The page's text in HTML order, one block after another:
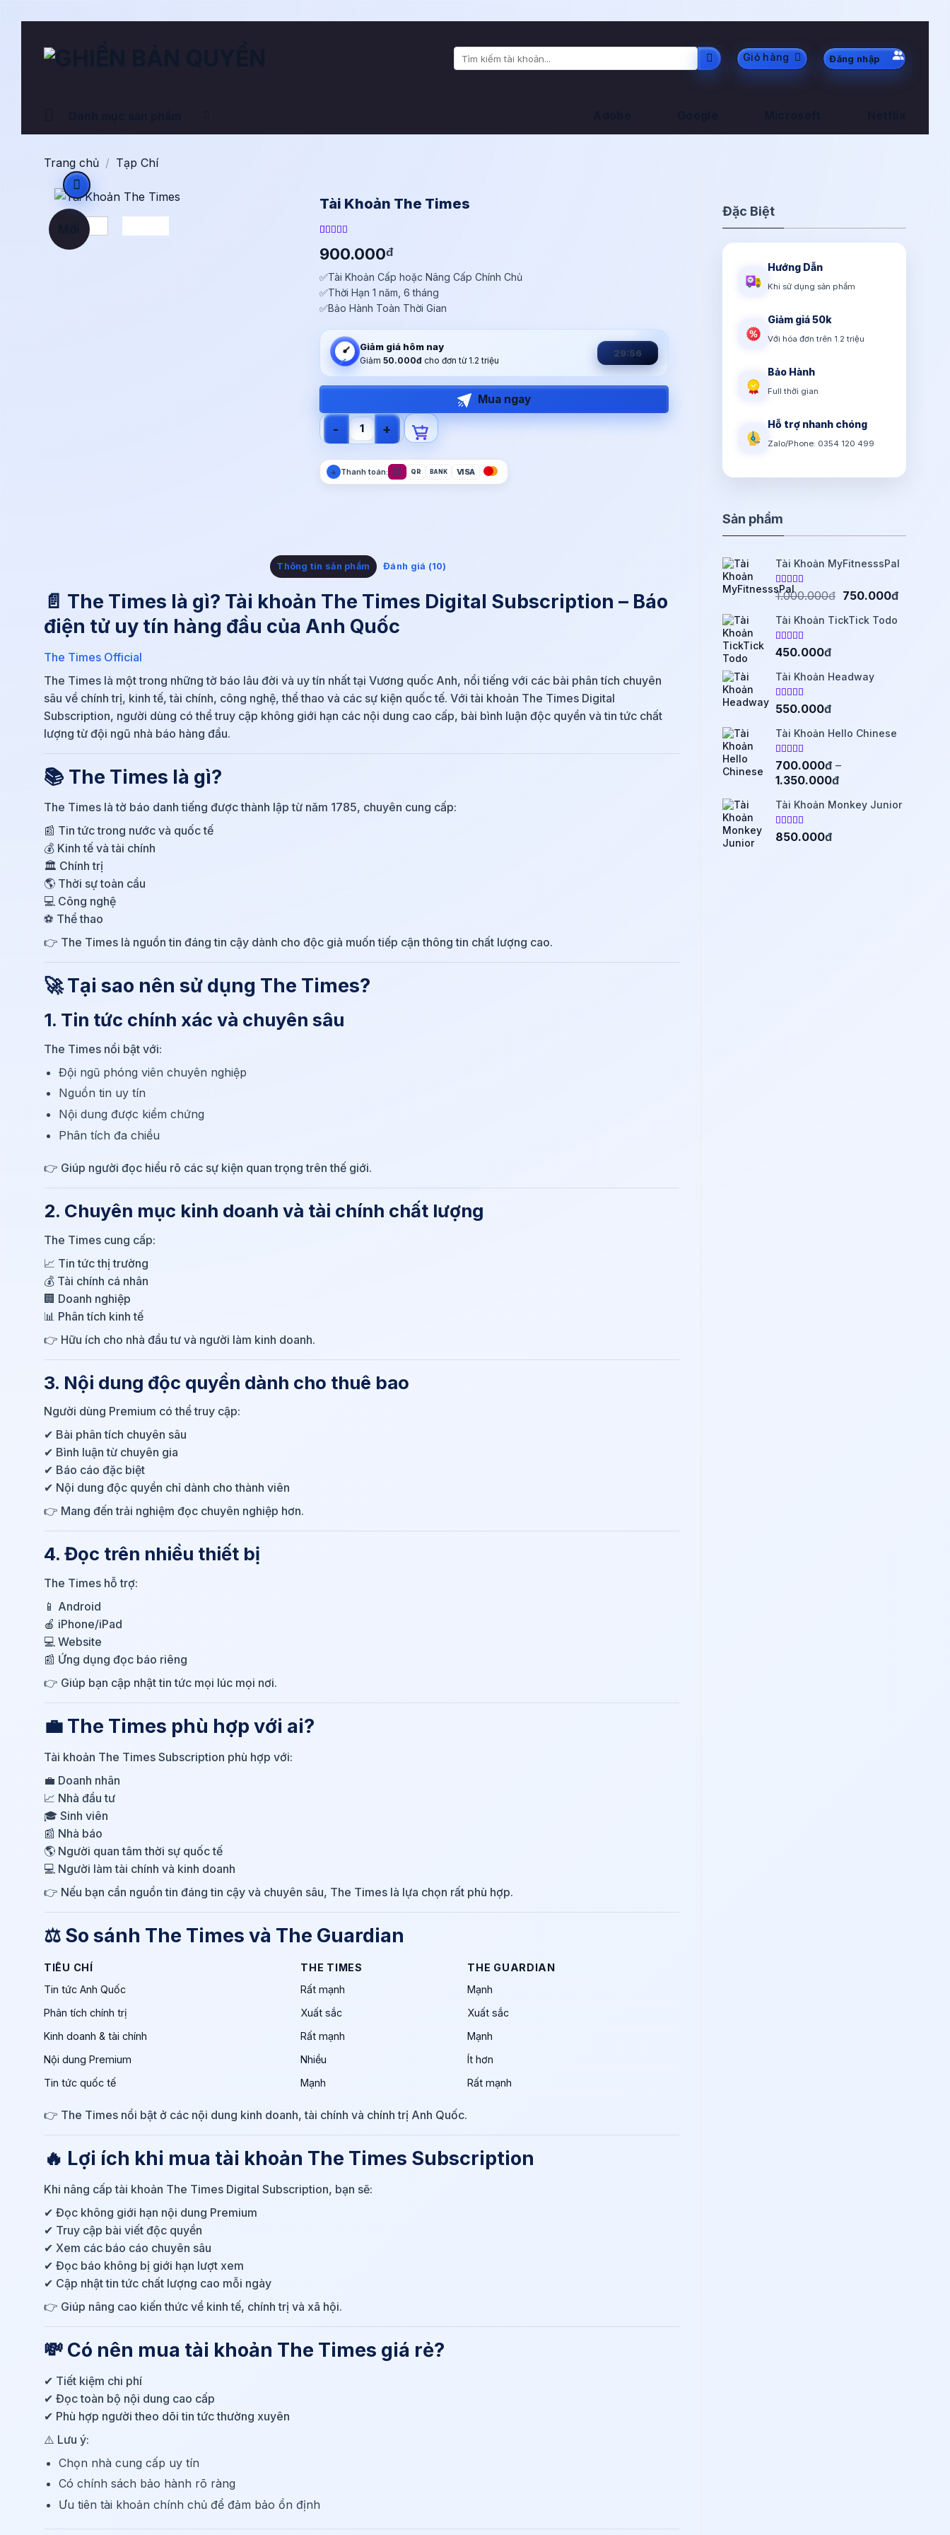
kiếm:
Giỏ hàng Đăng nhập
Trang chủ / Tạp Chí
Đặc Biệt
Hướng Dẫn
Khi sử dụng sản phẩm
Giảm giá 50k
Với hóa đơn trên 1.2 triệu
Bảo Hành
Full thời gian
Hỗ trợ nhanh chóng
Zalo/Phone: 0354 120 499
Sản phẩm
Tài Khoản MyFitnesssPal
Được xếp
hạng 4.75
1.000.000đ Giá
là:
750.000đGiá
Tài Khoản TickTick Todo
Được xếp
hạng4.93
450.000đ
Tài Khoản Headway
Được xếp
hạng4.75
550.000đ
Tài Khoản Hello Chinese
Được xếp
hạng4.76
5 sao
700.000đ –
1.350.000đKhoảng
từ
Tài Khoản Monkey Junior
Được xếp
hạng4.86
850.000đ
Tài Khoản The Times
5 dựa trên
đánh giá
900.000đ
✅Tài Khoản Cấp hoặc Nâng Cấp Chính Chủ
✅Thời Hạn 1 năm, 6 tháng
✅Bảo Hành Toàn Thời Gian
Giảm giá hôm nay
Giảm 50.000đcho đơn từ 1.2 triệu
29:54
Tài Khoản The Times số lượng
Mua ngay
+ Thanh toán: mo
mo QR BANK VISA
Thông tin sản phẩm Đánh giá (10)
📄 The Times là gì? Tài khoản The Times Digital Subscription – Báo
điện tử uy tín hàng đầu của Anh Quốc
The Times Official
The Times là một trong những tờ báo lâu đời và uy tín nhất tại Vương quốc Anh, nổi tiếng với các bài phân tích chuyên
sâu về chính trị, kinh tế, tài chính, công nghệ, thể thao và các sự kiện quốc tế. Với tài khoản The Times Digital
Subscription, người dùng có thể truy cập không giới hạn các nội dung cao cấp, bài bình luận độc quyền và tin tức chất
lượng từ đội ngũ nhà báo hàng đầu.
📚 The Times là gì?
The Times là tờ báo danh tiếng được thành lập từ năm 1785, chuyên cung cấp:
📰 Tin tức trong nước và quốc tế
💰 Kinh tế và tài chính
🏛 Chính trị
🌎 Thời sự toàn cầu
💻 Công nghệ
⚽ Thể thao
👉 The Times là nguồn tin đáng tin cậy dành cho độc giả muốn tiếp cận thông tin chất lượng cao.
🚀 Tại sao nên sử dụng The Times?
1. Tin tức chính xác và chuyên sâu
The Times nổi bật với:
Đội ngũ phóng viên chuyên nghiệp
Nguồn tin uy tín
Nội dung được kiểm chứng
Phân tích đa chiều
👉 Giúp người đọc hiểu rõ các sự kiện quan trọng trên thế giới.
2. Chuyên mục kinh doanh và tài chính chất lượng
The Times cung cấp:
📈 Tin tức thị trường
💰 Tài chính cá nhân
🏢 Doanh nghiệp
📊 Phân tích kinh tế
👉 Hữu ích cho nhà đầu tư và người làm kinh doanh.
3. Nội dung độc quyền dành cho thuê bao
Người dùng Premium có thể truy cập:
✔ Bài phân tích chuyên sâu
✔ Bình luận từ chuyên gia
✔ Báo cáo đặc biệt
✔ Nội dung độc quyền chỉ dành cho thành viên
👉 Mang đến trải nghiệm đọc chuyên nghiệp hơn.
4. Đọc trên nhiều thiết bị
The Times hỗ trợ:
📱 Android
🍎 iPhone/iPad
💻 Website
📰 Ứng dụng đọc báo riêng
👉 Giúp bạn cập nhật tin tức mọi lúc mọi nơi.
💼 The Times phù hợp với ai?
Tài khoản The Times Subscription phù hợp với:
💼 Doanh nhân
📈 Nhà đầu tư
🎓 Sinh viên
📰 Nhà báo
🌎 Người quan tâm thời sự quốc tế
💻 Người làm tài chính và kinh doanh
👉 Nếu bạn cần nguồn tin đáng tin cậy và chuyên sâu, The Times là lựa chọn rất phù hợp.
⚖️ So sánh The Times và The Guardian
TIÊU CHÍ THE TIMES
THE GUARDIAN
Tin tức Anh Quốc
Rất mạnh
Mạnh
Phân tích chính trị
Xuất sắc
Xuất sắc
Kinh doanh & tài chính
Rất mạnh
Mạnh
Nội dung Premium
Nhiều
Ít hơn
Tin tức quốc tế
Mạnh Rất mạnh
👉 The Times nổi bật ở các nội dung kinh doanh, tài chính và chính trị Anh Quốc.
🔥 Lợi ích khi mua tài khoản The Times Subscription
Khi nâng cấp tài khoản The Times Digital Subscription, bạn sẽ:
✔ Đọc không giới hạn nội dung Premium
✔ Truy cập bài viết độc quyền
✔ Xem các báo cáo chuyên sâu
✔ Đọc báo không bị giới hạn lượt xem
✔ Cập nhật tin tức chất lượng cao mỗi ngày
👉 Giúp nâng cao kiến thức về kinh tế, chính trị và xã hội.
💸 Có nên mua tài khoản The Times giá rẻ?
✔ Tiết kiệm chi phí
✔ Đọc toàn bộ nội dung cao cấp
✔ Phù hợp người theo dõi tin tức thường xuyên
⚠️ Lưu ý:
Chọn nhà cung cấp uy tín
Có chính sách bảo hành rõ ràng
Ưu tiên tài khoản chính chủ để đảm bảo ổn định